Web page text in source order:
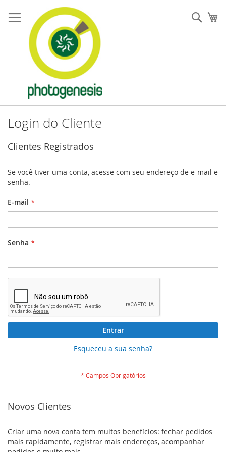
para
o
conteúdo
Login do Cliente
Clientes Registrados
Se você tiver uma conta, acesse com seu endereço de e-mail e
senha.
E-mail
Senha
Entrar
Esqueceu a sua senha?
Novos Clientes
Criar uma nova conta tem muitos benefícios: fechar pedidos
mais rapidamente, registrar mais endereços, acompanhar